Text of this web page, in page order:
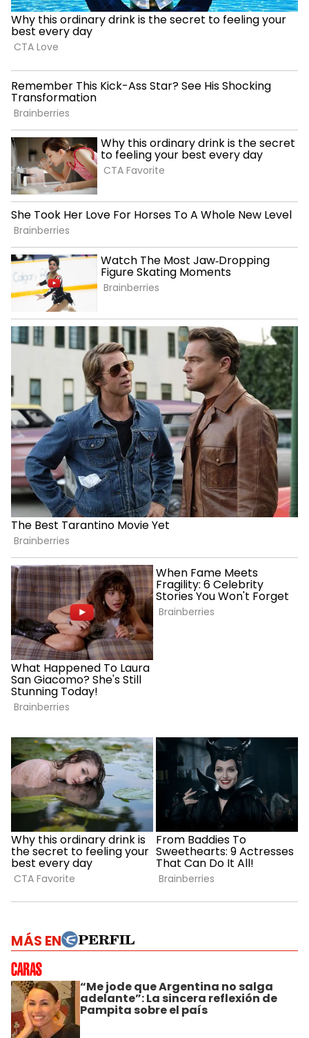
MÁS EN
“Me jode que Argentina no salga
adelante”: La sincera reflexión de
Pampita sobre el país